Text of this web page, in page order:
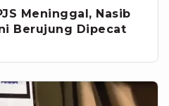
Meninggal, Nasib
Berujung Dipecat